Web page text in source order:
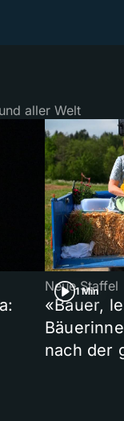
aller Welt
1 Min
Neue Staffel
«Bauer,
nach der